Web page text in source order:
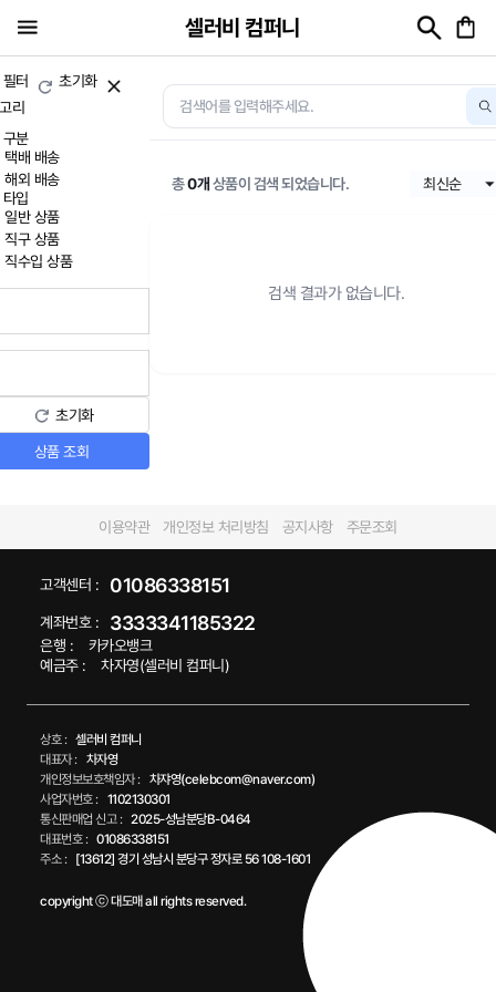
셀러비 컴퍼니
터
초기화
리
분
택배 배송
해외 배송
입
일반 상품
직구 상품
직수입 상품
초기화
상품 조회
총0개 상품이 검색 되었습니다.
검색 결과가 없습니다.
이용약관 개인정보 처리방침 공지사항 주문조회
고객센터 : 01086338151
계좌번호 : 3333341185322
은행 :
카카오뱅크
예금주 :
차자영(셀러비 컴퍼니)
상호 : 셀러비 컴퍼니
대표자 :
차자영
개인정보보호책임자 :
차쟈영(celebcom@naver.com)
사업자번호 :
1102130301
통신판매업 신고 : 2025-성남분당B-0464
대표번호 : 01086338151
주소 :
[13612] 경기 성남시 분당구 정자로 56 108-1601
copyright ⓒ 대도매 all rights reserved.